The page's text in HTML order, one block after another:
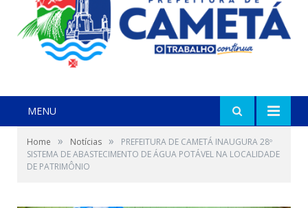
MENU
Home » Notícias »
PREFEITURA DE CAMETÁ INAUGURA 28º
SISTEMA DE ABASTECIMENTO DE ÁGUA POTÁVEL NA LOCALIDADE
DE PATRIMÔNIO